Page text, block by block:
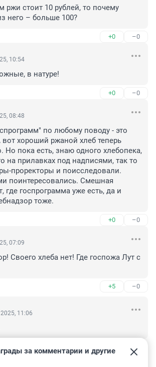
ржи стоит 10 рублей, то почему
него – больше 100?
+0 –0
10:54
в натуре!
+0 –0
08:48
по любому поводу - это
вот хороший ржаной хлеб теперь
Но пока есть, знаю одного хлебопека,
на прилавках под надписями, так то
проректоры и поисследовали.
поинтересовались. Смешная
где госпрограмма уже есть, да и
тоже.
+0 –0
07:09
Своего хлеба нет! Где госпожа Лут с
+5 –0
11:06
–0
за комментарии и другие